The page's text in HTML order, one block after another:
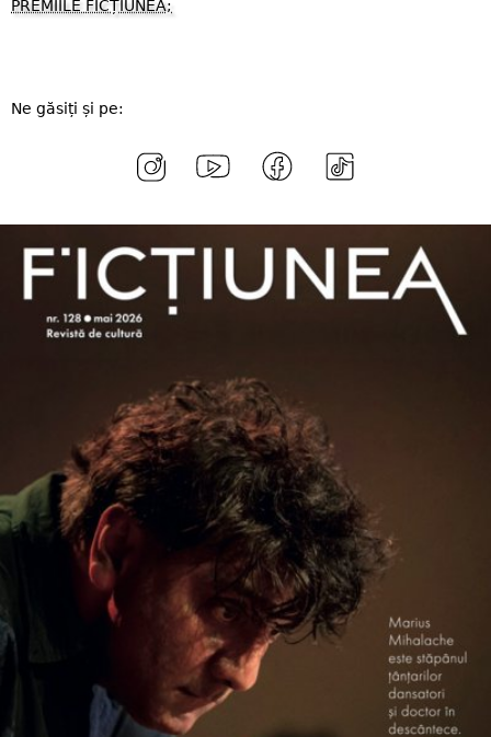
PREMIILE FICȚIUNEA;
Ne găsiți și pe: